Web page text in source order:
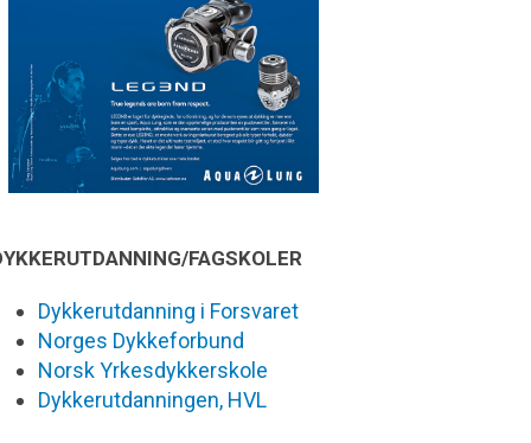
FAGSKOLER
Dykkerutdanning i Forsvaret
Norges Dykkeforbund
Norsk Yrkesdykkerskole
Dykkerutdanningen, HVL